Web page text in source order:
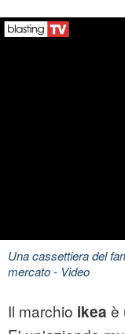
Una cassettiera del
mercato- Video
Il marchio ikea è